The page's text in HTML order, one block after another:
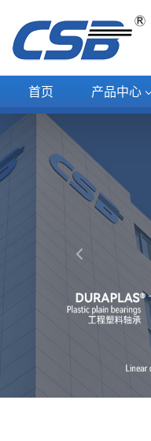
首页 产品中心
上一张